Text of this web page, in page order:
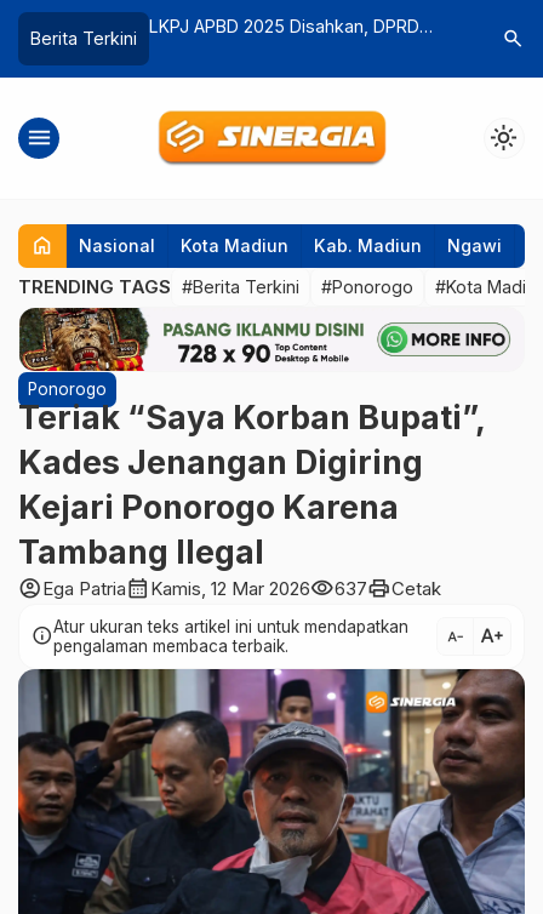
Berita Terkini
Pria 40 Tahun Asal Bandung Meninggal
Penyebabnya
TNI AU
search
menu light_mode
home Nasional Kota Madiun Kab. Madiun Ngawi
TRENDING TAGS #Berita Terkini #Ponorogo #Kota
Ponorogo
Teriak “Saya Korban Bupati”,
Kades Jenangan Digiring
Kejari Ponorogo Karena
Tambang Ilegal
account_circleEga Patriacalendar_month Kamis, 12 Mar 2026visibility637printCetak
infoAtur ukuran teks artikel ini untuk mendapatkan
pengalaman membaca terbaik.
text_decrease text_increase